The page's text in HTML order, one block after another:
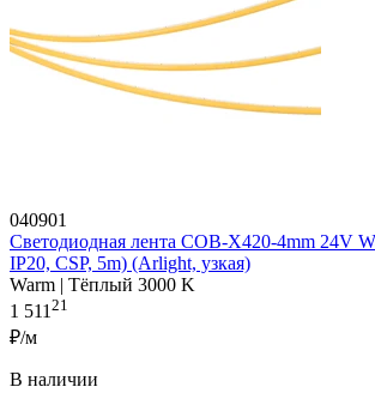
040901
Светодиодная лента COB-X420-4mm 24V
IP20, CSP, 5m) (Arlight, узкая)
Warm | Тёплый 3000 K
1 51121
₽/м
В наличии